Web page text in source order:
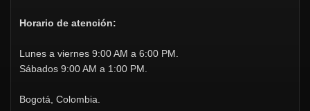
Horario de atención:
Lunes a viernes 9:00 AM a 6:00 PM.
Sábados 9:00 AM a 1:00 PM.
Bogotá, Colombia.